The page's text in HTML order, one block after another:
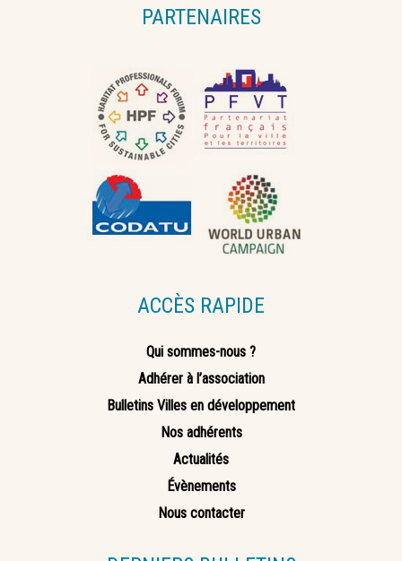
PARTENAIRES
ACCÈS RAPIDE
Qui sommes-nous ?
Adhérer à l’association
Bulletins Villes en développement
Nos adhérents
Actualités
Évènements
Nous contacter